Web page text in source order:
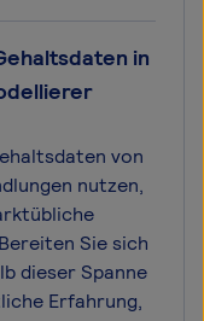
in
von
nutzen,
Sie sich
dieser Spanne
Erfahrung,